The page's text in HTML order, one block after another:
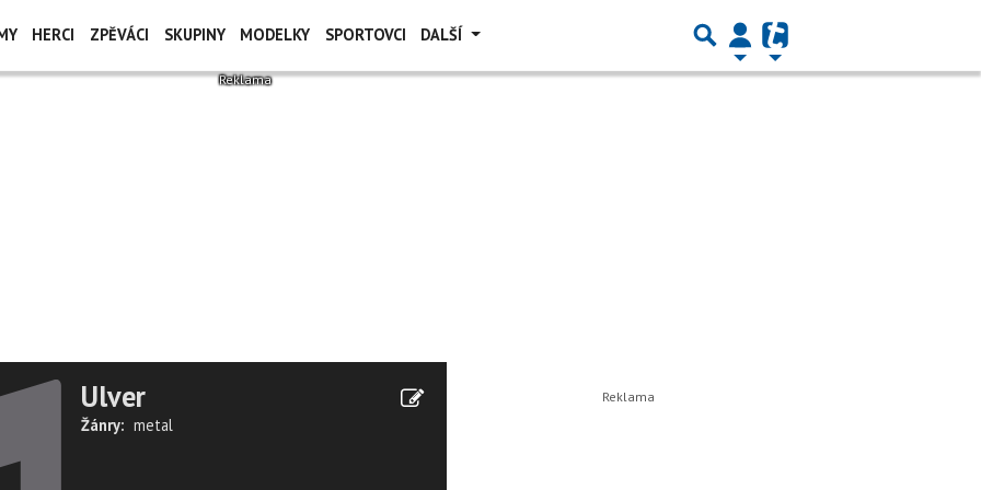
HERCI ZPĚVÁCI SKUPINY MODELKY SPORTOVCI DALŠÍ
Ulver
Žánry: metal